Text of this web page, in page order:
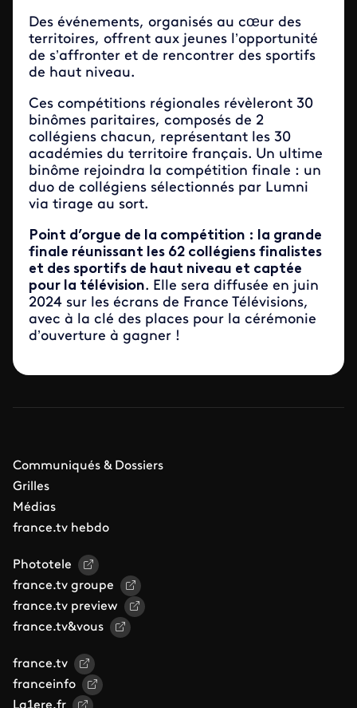
Des événements, organisés au cœur des
territoires, offrent aux jeunes l’opportunité
de s’affronter et de rencontrer des sportifs
de haut niveau.
Ces compétitions régionales révèleront 30
binômes paritaires, composés de 2
collégiens chacun, représentant les 30
académies du territoire français. Un ultime
binôme rejoindra la compétition finale : un
duo de collégiens sélectionnés par Lumni
via tirage au sort.
Point d’orgue de la compétition : la grande
finale réunissant les 62 collégiens finalistes
et des sportifs de haut niveau et captée
pour la télévision. Elle sera diffusée en juin
2024 sur les écrans de France Télévisions,
avec à la clé des places pour la cérémonie
d’ouverture à gagner !
Communiqués & Dossiers
Grilles
Médias
france.tv hebdo
Phototele
france.tv groupe
france.tv preview
france.tv&vous
france.tv
franceinfo
La1ere.fr